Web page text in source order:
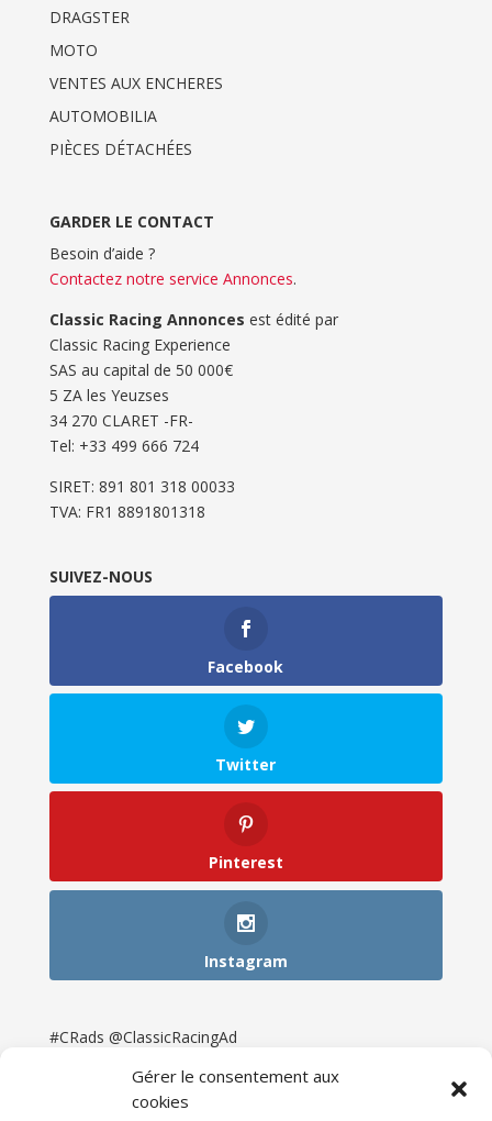
Gérer le consentement aux
cookies
DRAGSTER
MOTO
VENTES AUX ENCHERES
AUTOMOBILIA
PIÈCES DÉTACHÉES
GARDER LE CONTACT
Besoin d’aide ?
Contactez notre service Annonces.
Classic Racing Annonces est édité par
Classic Racing Experience
SAS au capital de 50 000€
5 ZA les Yeuzses
34 270 CLARET -FR-
Tel: ‭+33 499 666 724‬
SIRET: 891 801 318 00033
TVA: FR1 8891801318
SUIVEZ-NOUS
Facebook
Twitter
Pinterest
Instagram
#CRads @ClassicRacingAd